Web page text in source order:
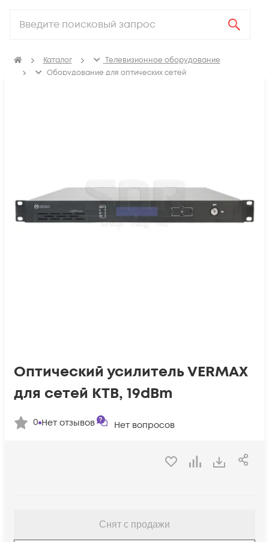
Каталог
Телевизионное оборудование
Оборудование для оптических сетей
Оптический усилитель VERMAX
для сетей КТВ, 19dBm
0 Нет отзывов Нет вопросов
Снят с продажи